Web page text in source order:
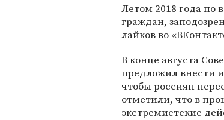
Летом 2018 года по
граждан,
лайков во
В конце августа
предложил внести
чтобы россиян
отметили, что в
экстремистские